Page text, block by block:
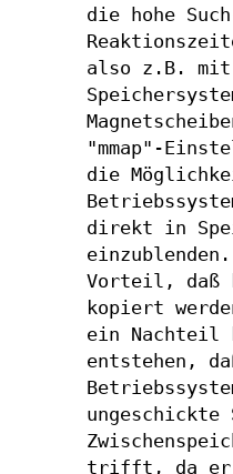
die hohe
also z.B.
"mmap"-
die
direkt in
Vorteil, daß
kopiert
ein Nachteil
entstehen,
ungeschickte
trifft, da er